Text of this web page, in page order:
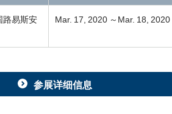
路易斯安
Mar. 17, 2020 ～Mar. 18, 2020
参展详细信息